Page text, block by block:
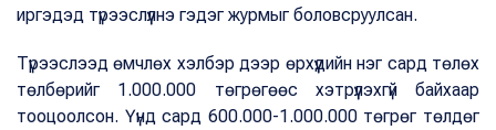
иргэдэд түрээслүүлнэ гэдэг журмыг боловсруулсан.
Түрээслээд өмчлөх хэлбэр дээр өрхүүдийн нэг сард төлөх
төлбөрийг 1.000.000 төгрөгөөс хэтрүүлэхгүй байхаар
тооцоолсон. Үүнд сард 600.000-1.000.000 төгрөг төлдөг